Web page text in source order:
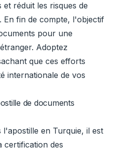
réduit les risques de
En fin de compte, l'objectif
pour une
Adoptez
que ces efforts
internationale de vos
de documents
en Turquie, il est
certification des